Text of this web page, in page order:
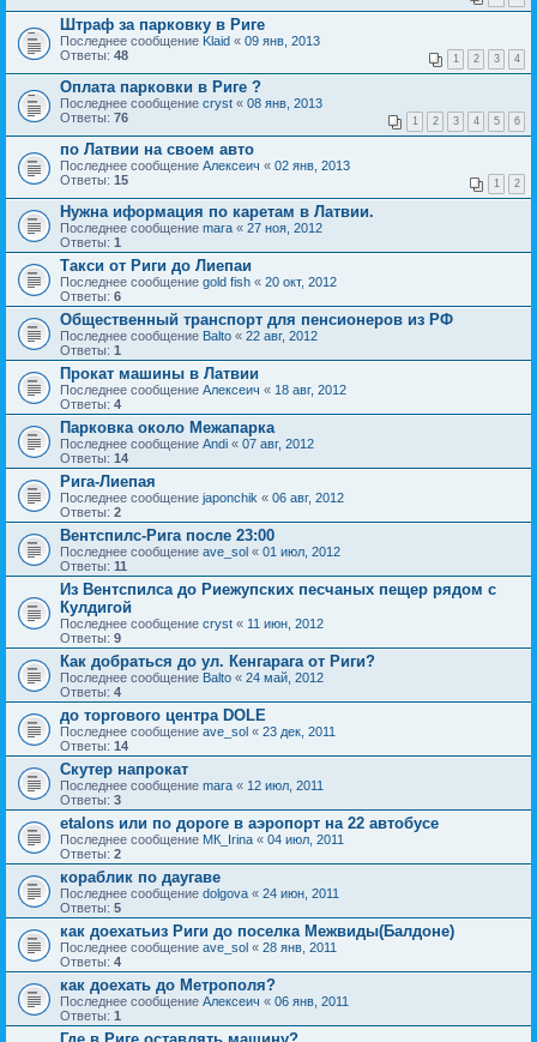
Штраф за парковку в Риге
Последнее сообщение Klaid « 09 янв, 2013
Ответы: 48 1 2 3 4
Оплата парковки в Риге ?
Последнее сообщение cryst « 08 янв, 2013
Ответы: 76 1 2 3 4 5 6
по Латвии на своем авто
Последнее сообщение Алексеич « 02 янв, 2013
Ответы: 15 1 2
Нужна иформация по каретам в Латвии.
Последнее сообщение mara « 27 ноя, 2012
Ответы: 1
Такси от Риги до Лиепаи
Последнее сообщение gold fish « 20 окт, 2012
Ответы: 6
Общественный транспорт для пенсионеров из РФ
Последнее сообщение Balto « 22 авг, 2012
Ответы: 1
Прокат машины в Латвии
Последнее сообщение Алексеич « 18 авг, 2012
Ответы: 4
Парковка около Межапарка
Последнее сообщение Andi « 07 авг, 2012
Ответы: 14
Рига-Лиепая
Последнее сообщение japonchik « 06 авг, 2012
Ответы: 2
Вентспилс-Рига после 23:00
Последнее сообщение ave_sol « 01 июл, 2012
Ответы: 11
Из Вентспилса до Риежупских песчаных пещер рядом с
Кулдигой
Последнее сообщение cryst « 11 июн, 2012
Ответы: 9
Как добраться до ул. Кенгарага от Риги?
Последнее сообщение Balto « 24 май, 2012
Ответы: 4
до торгового центра DOLE
Последнее сообщение ave_sol « 23 дек, 2011
Ответы: 14
Скутер напрокат
Последнее сообщение mara « 12 июл, 2011
Ответы: 3
etalons или по дороге в аэропорт на 22 автобусе
Последнее сообщение MК_Irina « 04 июл, 2011
Ответы: 2
кораблик по даугаве
Последнее сообщение dolgova « 24 июн, 2011
Ответы: 5
как доехатьиз Риги до поселка Межвиды(Балдоне)
Последнее сообщение ave_sol « 28 янв, 2011
Ответы: 4
как доехать до Метрополя?
Последнее сообщение Алексеич « 06 янв, 2011
Ответы: 1